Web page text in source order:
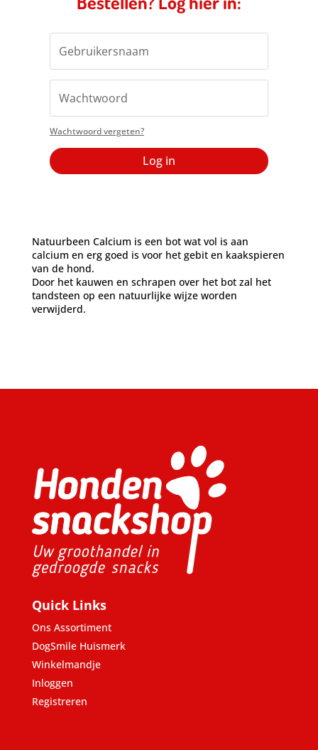
Wachtwoord vergeten?
Log in
Natuurbeen Calcium is een bot wat vol is aan
calcium en erg goed is voor het gebit en kaakspieren
van de hond.
Door het kauwen en schrapen over het bot zal het
tandsteen op een natuurlijke wijze worden
verwijderd.
Quick Links
Ons Assortiment
DogSmile Huismerk
Winkelmandje
Inloggen
Registreren